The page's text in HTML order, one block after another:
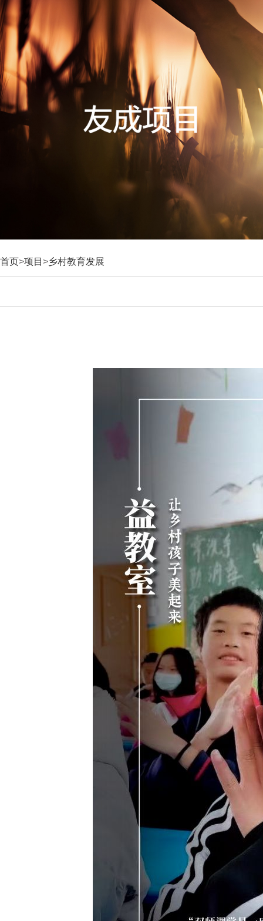
首页>项目 >乡村教育发展